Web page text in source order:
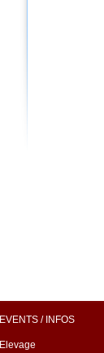
EVENTS / INFOS
Elevage